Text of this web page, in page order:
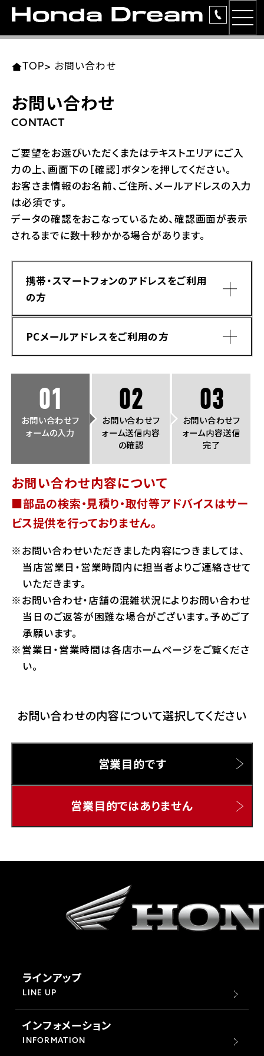
ラインアップ
安心のサービス
レンタルバイク
洋用品
イベント
お問い合わせ
TOP> お問い合わせ
お問い合わせ
CONTACT
ご要望をお選びいただくまたはテキストエリアにご入
力の上、画面下の［確認］ボタンを押してください。
お客さま情報のお名前、ご住所、メールアドレスの入力
は必須です。
データの確認をおこなっているため、確認画面が表示
されるまでに数十秒かかる場合があります。
携帯・スマートフォンのアドレスをご利用
の方
ドメイン指定受信手順
PCメールアドレスをご利用の方
Yahoo!メールをご利用の方
Hotmailをご利用の方
Gmailをご利用の方
01
お問い合わせフ
ォームの入力
02
お問い合わせフ
ォーム送信内容
の確認
03
お問い合わせフ
ォーム内容送信
完了
お問い合わせ内容について
■部品の検索・見積り・取付等アドバイスはサー
ビス提供を行っておりません。
お問い合わせいただきました内容につきましては、
当店営業日・営業時間内に担当者よりご連絡させて
いただきます。
お問い合わせ・店舗の混雑状況によりお問い合わせ
当日のご返答が困難な場合がございます。予めご了
承願います。
営業日・営業時間は各店ホームページをご覧くださ
い。
お問い合わせの内容について選択してください
営業目的です
営業目的ではありません
ラインアップ
LINE UP
インフォメーション
INFORMATION
東北エリア 店舗一覧
岩手県
宮城県
ホンダドリーム 仙台泉
福島県
関東エリア 店舗一覧
東京都
ホンダドリーム 西東京
ホンダドリーム 練馬
ホンダドリーム 板橋
ホンダドリーム 大田
ホンダドリーム 立川
ホンダドリーム 磯子
ホンダドリーム 横浜都筑
ホンダドリーム 横浜旭
ホンダドリーム 川崎宮前
千葉県
ホンダドリーム 船橋
ホンダドリーム 松戸
埼玉県
ホンダドリーム 鴻巣
ホンダドリーム 狭山
ホンダドリーム 東浦和
ホンダドリーム 新座
茨城県
中部エリア 店舗一覧
愛知県
ホンダドリーム 名古屋南
ホンダドリーム 小牧
ホンダドリーム 名古屋東
ホンダドリーム 豊橋
ホンダドリーム 名古屋上小田井
ホンダドリーム 岐阜
近畿エリア 店舗一覧
大阪府
ホンダドリーム 箕面
ホンダドリーム 藤井寺
ホンダドリーム 東淀川
京都府
ホンダドリーム 京都伏見
ホンダドリーム 京都北山
ホンダドリーム 神戸灘
ホンダドリーム 尼崎
ホンダドリーム 姫路
ホンダドリーム 西宮甲子園
奈良県
ホンダドリーム 奈良
中国・四国エリア 店舗一覧
岡山県
広島県
ホンダドリーム 広島
徳島県
ホンダドリーム 高松
九州エリア 店舗一覧
福岡県
ホンダドリーム 福岡東
ホンダドリーム 久留米
ホンダドリーム 福岡春日
熊本県
ホンダドリーム 熊本